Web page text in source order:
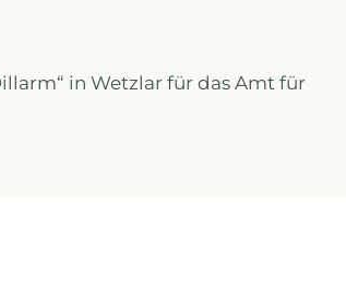
in Wetzlar für das Amt für